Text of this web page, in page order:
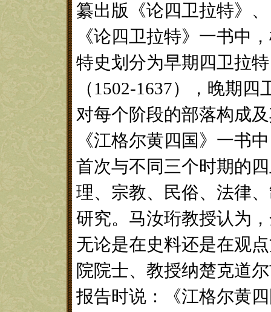
纂出版《论四卫拉特》
《论四卫拉特》一书中
特史划分为早期四卫拉
（1502-1637），晚期
对每个阶段的部落构成
《江格尔黄四国》一书
首次与不同三个时期的
理、宗教、民俗、法律
研究。马汝珩教授认为
无论是在史料还是在观
院院士、教授纳楚克道
报告时说：《江格尔黄